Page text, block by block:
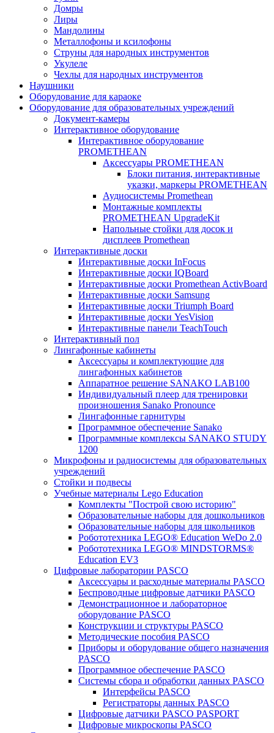
Домры
Лиры
Мандолины
Металлофоны и ксилофоны
Струны для народных инструментов
Укулеле
Чехлы для народных инструментов
Наушники
Оборудование для караоке
Оборудование для образовательных учреждений
Документ-камеры
Интерактивное оборудование
Интерактивное оборудование
PROMETHEAN
Аксессуары PROMETHEAN
Блоки питания, интерактивные
указки, маркеры PROMETHEAN
Аудиосистемы Promethean
Монтажные комплекты
PROMETHEAN UpgradeKit
Напольные стойки для досок и
дисплеев Promethean
Интерактивные доски
Интерактивные доски InFocus
Интерактивные доски IQBoard
Интерактивные доски Promethean ActivBoard
Интерактивные доски Samsung
Интерактивные доски Triumph Board
Интерактивные доски YesVision
Интерактивные панели TeachTouch
Интерактивный пол
Лингафонные кабинеты
Аксессуары и комплектующие для
лингафонных кабинетов
Аппаратное решение SANAKO LAB100
Индивидуальный плеер для тренировки
произношения Sanako Pronounce
Лингафонные гарнитуры
Программное обеспечение Sanako
Программные комплексы SANAKO STUDY
1200
Микрофоны и радиосистемы для образовательных
учреждений
Стойки и подвесы
Учебные материалы Lego Education
Комплекты "Построй свою историю"
Образовательные наборы для дошкольников
Образовательные наборы для школьников
Робототехника LEGO® Education WeDo 2.0
Робототехника LEGO® MINDSTORMS®
Education EV3
Цифровые лаборатории PASCO
Аксессуары и расходные материалы PASCO
Беспроводные цифровые датчики PASCO
Демонстрационное и лабораторное
оборудование PASCO
Конструкции и структуры PASCO
Методические пособия PASCO
Приборы и оборудование общего назначения
PASCO
Программное обеспечение PASCO
Системы сбора и обработки данных PASCO
Интерфейсы PASCO
Регистраторы данных PASCO
Цифровые датчики PASCO PASPORT
Цифровые микроскопы PASCO